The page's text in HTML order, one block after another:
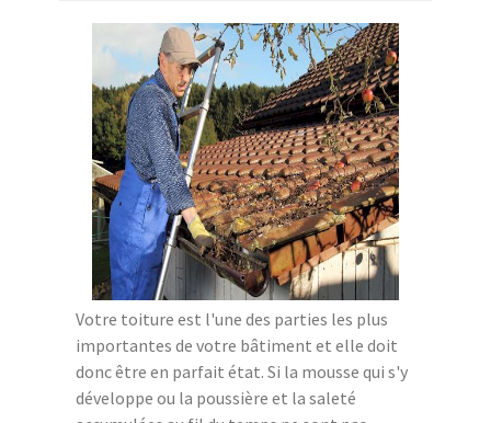
Votre toiture est l'une des parties les plus
importantes de votre bâtiment et elle doit
donc être en parfait état. Si la mousse qui s'y
développe ou la poussière et la saleté